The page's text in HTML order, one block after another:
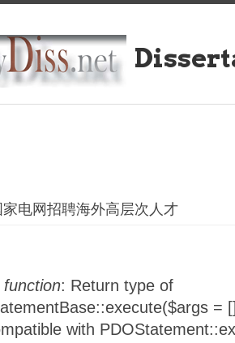
电网招聘海外高层次人才
function: Return type of
=
with